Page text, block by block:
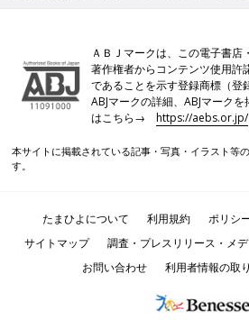
ＡＢＪマークは、この電子書店
著作権者からコンテンツ使用許
であることを示す登録商標（登
ABJマークの詳細、ABJマーク
はこちら→https://aebs.or.jp/
本サイトに掲載されている記事・写真・イラスト等
す。
たまひよについて 利用規約 ポリシ
サイトマップ
調査・プレスリリース・メ
お問い合わせ
利用者情報の取